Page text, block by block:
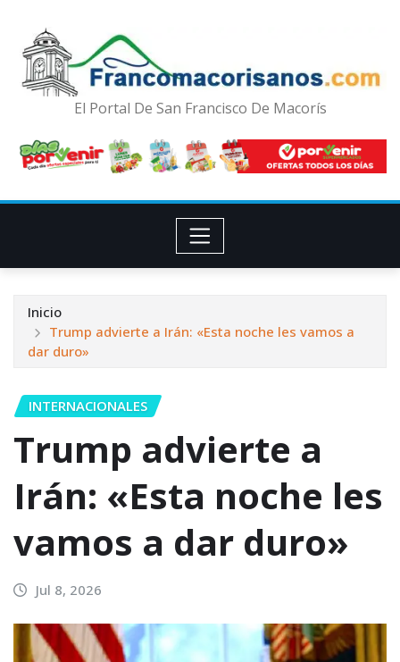
El Portal De San Francisco De Macorís
Inicio
Trump advierte a Irán: «Esta noche les vamos a
dar duro»
INTERNACIONALES
Trump advierte a
Irán: «Esta noche les
vamos a dar duro»
Jul 8, 2026